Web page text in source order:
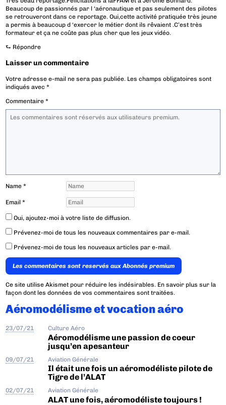
Beaucoup de passionnés par l ‘aéronautique et pas seulement des pilotes
se retrouveront dans ce reportage. Oui,cette activité pratiquée très jeune
a permis à beaucoup d ‘exercer le métier dont ils rêvaient .C’est très
formateur et ça ne coûte pas plus cher que les jeux vidéo.
⮑ Répondre
Laisser un commentaire
Votre adresse e-mail ne sera pas publiée. Les champs obligatoires sont
indiqués avec*
Commentaire*
Name*
Email*
Oui, ajoutez-moi à votre liste de diffusion.
Prévenez-moi de tous les nouveaux commentaires par e-mail.
Prévenez-moi de tous les nouveaux articles par e-mail.
Les commentaires sont reservés aux Abonnés premium
Ce site utilise Akismet pour réduire les indésirables. En savoir plus sur la
façon dont les données de vos commentaires sont traitées.
Aéromodélisme et vocation aéro
23/07/21 Culture Aéro
Aéromodélisme une passion de coeur
jusqu’en apesanteur
09/07/21 Aviation Générale
Il était une fois un aéromodéliste pilote de
Tigre de l’ALAT
02/07/21 Aviation Générale
ALAT une fois, aéromodéliste toujours !